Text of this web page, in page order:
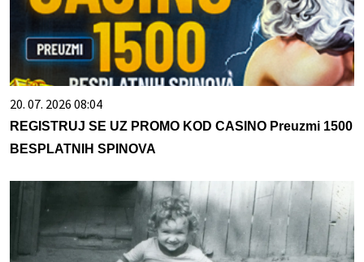
20. 07. 2026 08:04
REGISTRUJ SE UZ PROMO KOD CASINO Preuzmi 1500
BESPLATNIH SPINOVA